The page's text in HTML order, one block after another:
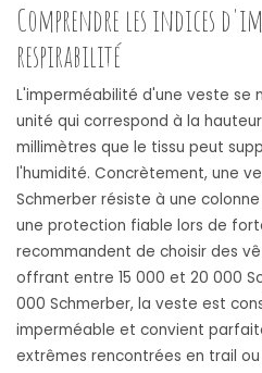
Comprendre les indices
respirabilité
L'imperméabilité d'une veste se
unité qui correspond à la
millimètres que le tissu peut
l'humidité. Concrètement, une
Schmerber résiste à une
une protection fiable lors de
recommandent de choisir des
offrant entre 15 000 et 20 000
000 Schmerber, la veste est
imperméable et convient
extrêmes rencontrées en trail